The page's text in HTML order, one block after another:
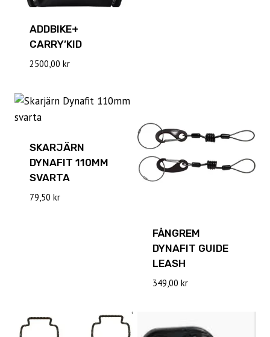
ADDBIKE+
CARRY’KID
2500,00 kr
SKARJÄRN
DYNAFIT 110MM
SVARTA
79,50 kr
FÅNGREM
DYNAFIT GUIDE
LEASH
349,00 kr